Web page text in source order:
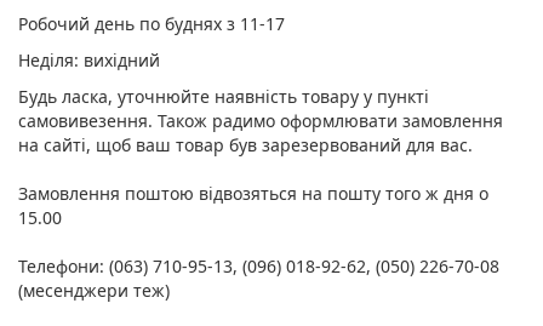
Робочий день по буднях з 11-17
Неділя: вихідний
Будь ласка, уточнюйте наявність товару у пункті
самовивезення. Також радимо оформлювати замовлення
на сайті, щоб ваш товар був зарезервований для вас.
Замовлення поштою відвозяться на пошту того ж дня о
15.00
Телефони: (063) 710-95-13, (096) 018-92-62, (050) 226-70-08
(месенджери теж)